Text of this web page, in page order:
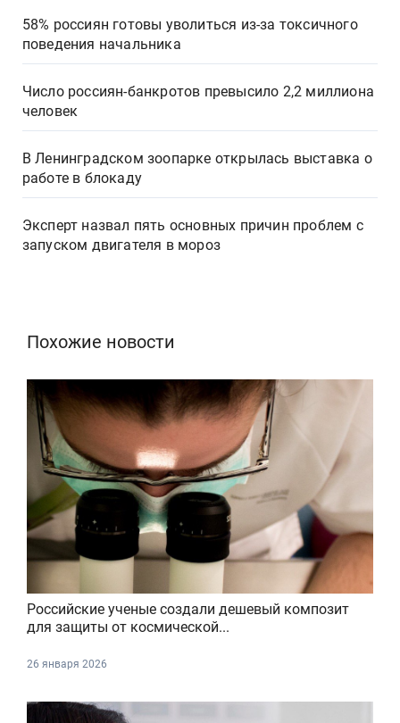
58% россиян готовы уволиться из-за токсичного
поведения начальника
Число россиян-банкротов превысило 2,2 миллиона
человек
В Ленинградском зоопарке открылась выставка о
работе в блокаду
Эксперт назвал пять основных причин проблем с
запуском двигателя в мороз
Похожие новости
Российские ученые создали дешевый композит
для защиты от космической...
26 января 2026